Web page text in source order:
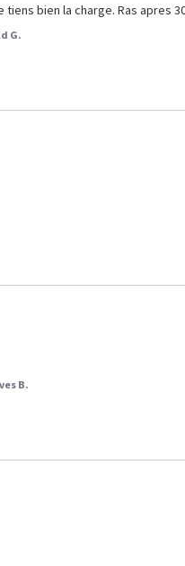
bien la charge. Ras apres
G.
B.